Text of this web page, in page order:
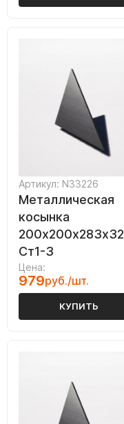
Артикул: N33226
Металлическая
косынка
200х200х283х32
Ст1-3
Цена:
979руб./шт.
КУПИТЬ